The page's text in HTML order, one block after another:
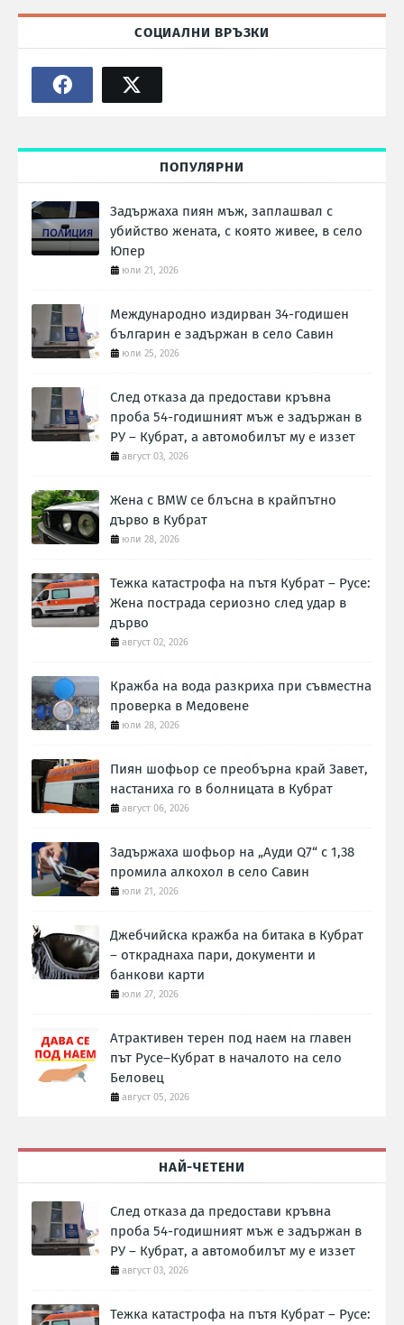
СОЦИАЛНИ ВРЪЗКИ
ПОПУЛЯРНИ
Задържаха пиян мъж, заплашвал с
убийство жената, с която живее, в село
Юпер
юли 21, 2026
Международно издирван 34-годишен
българин е задържан в село Савин
юли 25, 2026
След отказа да предостави кръвна
проба 54-годишният мъж е задържан в
РУ – Кубрат, а автомобилът му е иззет
август 03, 2026
Жена с BMW се блъсна в крайпътно
дърво в Кубрат
юли 28, 2026
Тежка катастрофа на пътя Кубрат – Русе:
Жена пострада сериозно след удар в
дърво
август 02, 2026
Кражба на вода разкриха при съвместна
проверка в Медовене
юли 28, 2026
Пиян шофьор се преобърна край Завет,
настаниха го в болницата в Кубрат
август 06, 2026
Задържаха шофьор на „Ауди Q7“ с 1,38
промила алкохол в село Савин
юли 21, 2026
Джебчийска кражба на битака в Кубрат
– откраднаха пари, документи и
банкови карти
юли 27, 2026
Атрактивен терен под наем на главен
път Русе–Кубрат в началото на село
Беловец
август 05, 2026
НАЙ-ЧЕТЕНИ
След отказа да предостави кръвна
проба 54-годишният мъж е задържан в
РУ – Кубрат, а автомобилът му е иззет
август 03, 2026
Тежка катастрофа на пътя Кубрат – Русе: